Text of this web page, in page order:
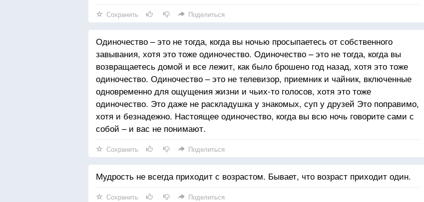
Есть люди — поэмы и люди - романы,
Стихи есть и проза — лишь вам выбирать.
А может быть, вам это всё ещё рано
И лучше журнальчик пока полистать?
Бывают понятные, явные книги,
Кого-то же надо читать между строк.
Есть ноты — сплошные оттенки и лиги,
С листа прочитать их не каждый бы смог.
Наш мир весь наполнен загадкой и тайной,
А жизнь в нём — лишь самый длинный урок.
Ничто не поверхностно и не случайно,
Попробуй лишь только взглянуть между строк.
Сохранить Поделиться
Одиночество – это не тогда, когда вы ночью просыпаетесь от собственного
завывания, хотя это тоже одиночество. Одиночество – это не тогда, когда вы
возвращаетесь домой и все лежит, как было брошено год назад, хотя это тоже
одиночество. Одиночество – это не телевизор, приемник и чайник, включенные
одновременно для ощущения жизни и чьих-то голосов, хотя это тоже
одиночество. Это даже не раскладушка у знакомых, суп у друзей Это поправимо,
хотя и безнадежно. Настоящее одиночество, когда вы всю ночь говорите сами с
собой – и вас не понимают.
Сохранить Поделиться
Мудрость не всегда приходит с возрастом. Бывает, что возраст приходит один.
Сохранить Поделиться